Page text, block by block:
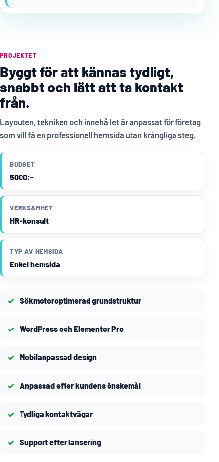
PROJEKTET
Byggt för att kännas tydligt,
snabbt och lätt att ta kontakt
från.
Layouten, tekniken och innehållet är anpassat för företag
som vill få en professionell hemsida utan krångliga steg.
BUDGET
5000:-
VERKSAMHET
HR-konsult
TYP AV HEMSIDA
Enkel hemsida
Sökmotoroptimerad grundstruktur
WordPress och Elementor Pro
Mobilanpassad design
Anpassad efter kundens önskemål
Tydliga kontaktvägar
Support efter lansering